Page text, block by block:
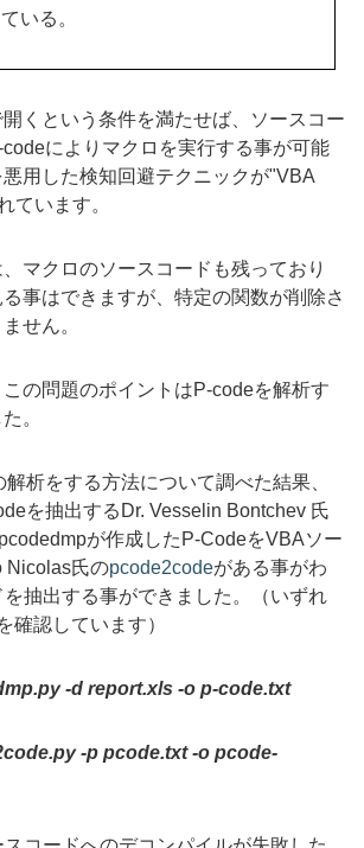
いる。
くという条件を満たせば、ソースコー
codeによりマクロを実行する事が可能
用した検知回避テクニックが"VBA
ています。
マクロのソースコードも残っており
事はできますが、特定の関数が削除さ
せん。
の問題のポイントはP-codeを解析す
。
解析をする方法について調べた結果、
を抽出する Dr. Vesselin Bontchev 氏
が作成したP-CodeをVBAソー
Nicolas氏のpcode2codeがある事がわ
を抽出する事ができました。（いずれ
確認しています）
-d report.xls -o p-code.txt
-p pcode.txt -o pcode-